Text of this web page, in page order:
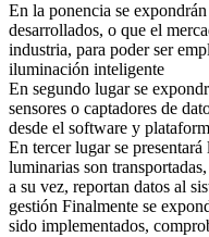
En la ponencia se
desarrollados, o que el
industria, para poder ser
iluminación inteligente
En segundo lugar se
sensores o captadores de
desde el software y
En tercer lugar se
luminarias son
a su vez, reportan datos al
gestión Finalmente se
sido implementados,